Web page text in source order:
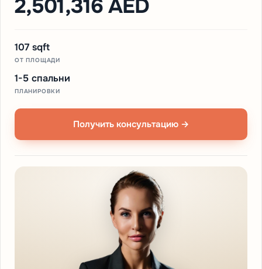
2,501,316 AED
107 sqft
ОТ ПЛОЩАДИ
1-5 спальни
ПЛАНИРОВКИ
Получить консультацию →